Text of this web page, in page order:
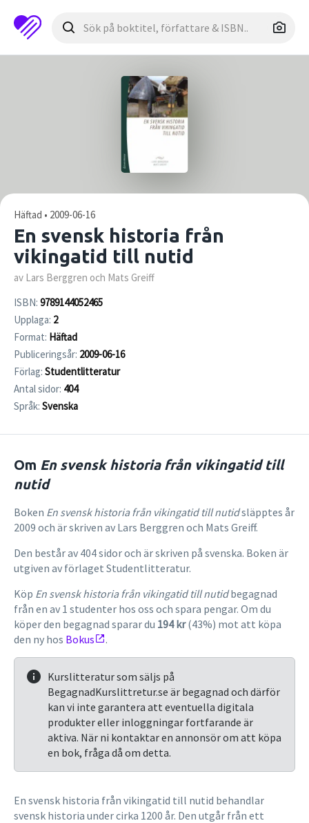
Häftad • 2009-06-16
En svensk historia från
vikingatid till nutid
av Lars Berggren och Mats Greiff
ISBN: 9789144052465
Upplaga: 2
Format: Häftad
Publiceringsår: 2009-06-16
Förlag: Studentlitteratur
Antal sidor: 404
Språk: Svenska
Om En svensk historia från vikingatid till
nutid
Boken En svensk historia från vikingatid till nutidsläpptes år
2009 och är skriven av Lars Berggren och Mats Greiff.
Den består av 404 sidor och är skriven på svenska. Boken är
utgiven av förlaget Studentlitteratur.
Köp En svensk historia från vikingatid till nutidbegagnad
från en av 1 studenter hos oss och spara pengar. Om du
köper den begagnad sparar du 194 kr(43%) mot att köpa
den ny hos Bokus .
Kurslitteratur som säljs på
BegagnadKurslittretur.se är begagnad och därför
kan vi inte garantera att eventuella digitala
produkter eller inloggningar fortfarande är
aktiva. När ni kontaktar en annonsör om att köpa
en bok, fråga då om detta.
En svensk historia från vikingatid till nutid behandlar
svensk historia under cirka 1200 år. Den utgår från ett